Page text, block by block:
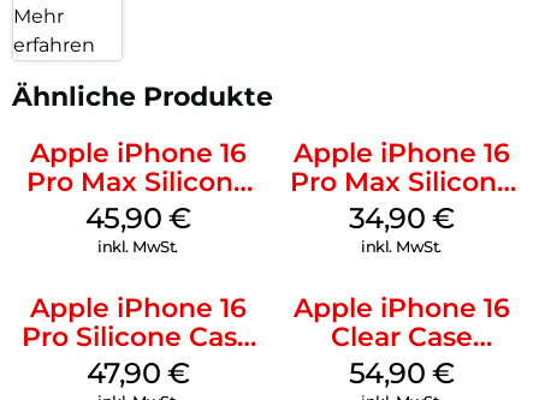
Mehr
erfahren
Ähnliche Produkte
Apple iPhone 16
Pro Max Silicone
Case MagSafe
Ultramarine
45,90 €
inkl. MwSt.
Apple iPhone 16
Pro Max Silicone
Case MagSafe
Denim
34,90 €
inkl. MwSt.
Apple iPhone 16
Pro Silicone Case
MagSafe Denim
47,90 €
Apple iPhone 16
Clear Case
MagSafe
54,90 €